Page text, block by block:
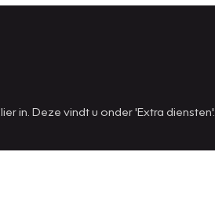
in. Deze vindt u onder 'Extra diensten'.